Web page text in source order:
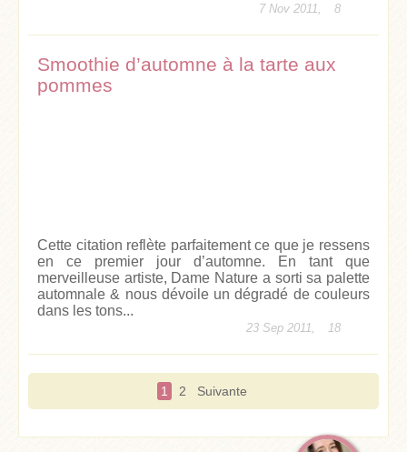
7 Nov 2011, 8
Smoothie d’automne à la tarte aux
pommes
Cette citation reflète parfaitement ce que je ressens
en ce premier jour d’automne. En tant que
merveilleuse artiste, Dame Nature a sorti sa palette
automnale & nous dévoile un dégradé de couleurs
dans les tons...
23 Sep 2011, 18
1 2 Suivante